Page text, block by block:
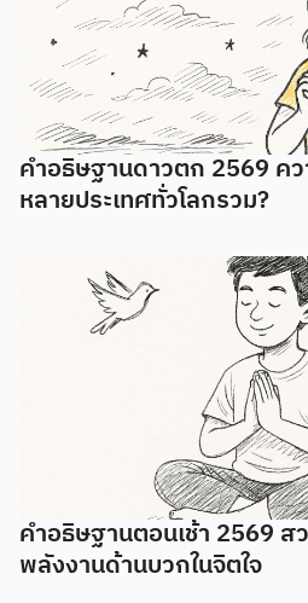
คำอธิษฐานดาวตก 2569 ค
หลายประเทศทั่วโลกรวม?
คำอธิษฐานตอนเช้า 2569 ส
พลังงานด้านบวกในจิตใจ